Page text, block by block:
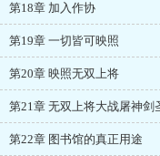
第18章 加入作协
第19章 一切皆可映照
第20章 映照无双上将
第21章 无双上将大战屠神剑
第22章 图书馆的真正用途